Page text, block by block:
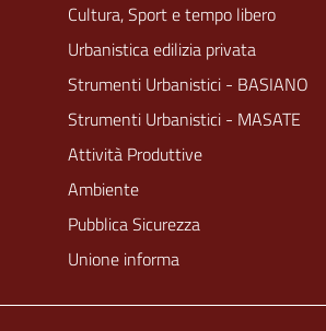
Cultura, Sport e tempo libero
Urbanistica edilizia privata
Strumenti Urbanistici - BASIANO
Strumenti Urbanistici - MASATE
Attività Produttive
Ambiente
Pubblica Sicurezza
Unione informa